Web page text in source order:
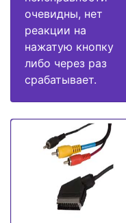
очевидны, нет
реакции на
нажатую кнопку
либо через раз
срабатывает.